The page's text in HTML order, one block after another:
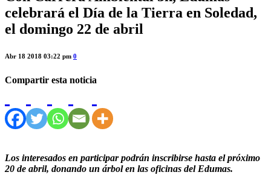
celebrará el Día de la Tierra en Soledad,
el domingo 22 de abril
Abr 18 2018 03:22 pm 0
Compartir esta noticia
Los interesados en participarpodrán inscribirse hasta el próximo
20 de abril, donando un árbol en las oficinas del Edumas.